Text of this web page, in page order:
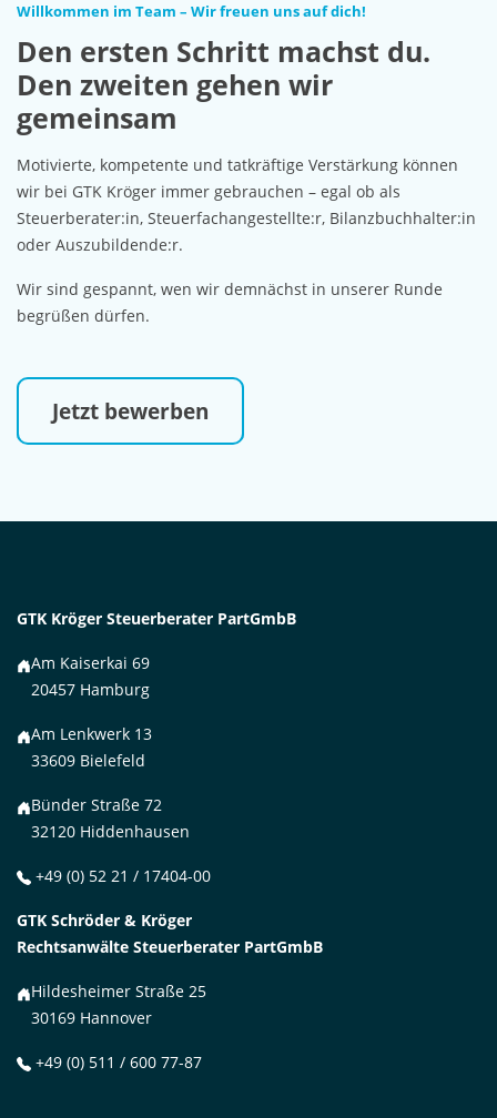
Willkommen im Team – Wir freuen uns auf dich!
Den ersten Schritt machst du.
Den zweiten gehen wir
gemeinsam
Motivierte, kompetente und tatkräftige Verstärkung können
wir bei GTK Kröger immer gebrauchen – egal ob als
Steuerberater:in, Steuerfachangestellte:r, Bilanzbuchhalter:in
oder Auszubildende:r.
Wir sind gespannt, wen wir demnächst in unserer Runde
begrüßen dürfen.
Jetzt bewerben
GTK Kröger Steuerberater PartGmbB
Am Kaiserkai 69
20457 Hamburg
Am Lenkwerk 13
33609 Bielefeld
Bünder Straße 72
32120 Hiddenhausen
+49 (0) 52 21 / 17404-00
GTK Schröder & Kröger
Rechtsanwälte Steuerberater PartGmbB
Hildesheimer Straße 25
30169 Hannover
+49 (0) 511 / 600 77-87